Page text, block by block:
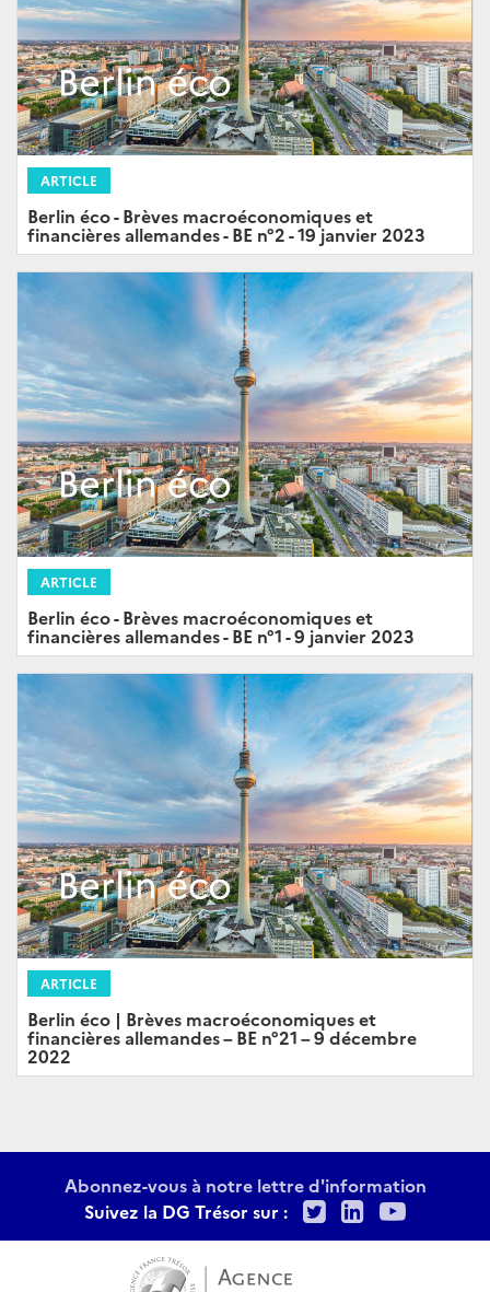
ARTICLE
Berlin éco - Brèves macroéconomiques et
financières allemandes - BE n°2 - 19 janvier 2023
ARTICLE
Berlin éco - Brèves macroéconomiques et
financières allemandes - BE n°1 - 9 janvier 2023
ARTICLE
Berlin éco | Brèves macroéconomiques et
financières allemandes – BE n°21 – 9 décembre
2022
Abonnez-vous à notre lettre d'information
Suivez la DG Trésor sur :
TwitterLinkedIn